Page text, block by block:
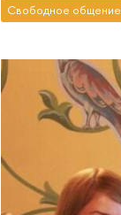
Свободное общение